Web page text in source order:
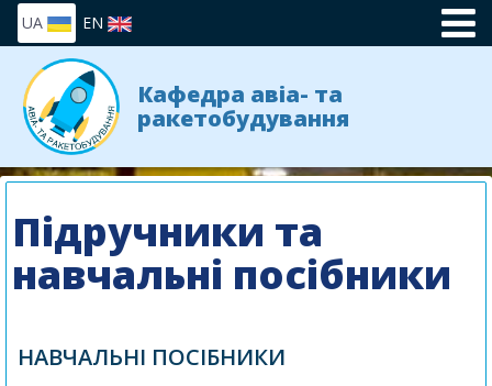
UA EN
Кафедра авіа- та
ракетобудування
Підручники та
навчальні посібники
НАВЧАЛЬНІ ПОСІБНИКИ